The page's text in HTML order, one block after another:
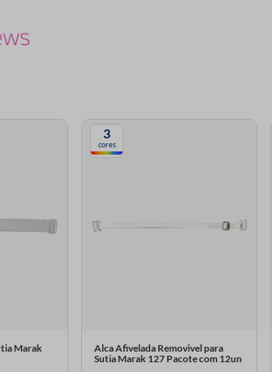
Marak
3
cores
Alca Afivelada Removivel para
Sutia Marak 127 Pacote com 12un